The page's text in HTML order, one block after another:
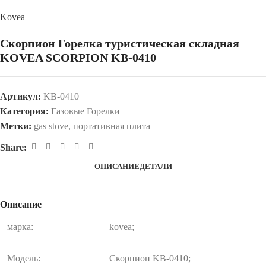
Kovea
Скорпион Горелка туристическая складная
KOVEA SCORPION KB-0410
Артикул: KB-0410
Категория: Газовые Горелки
Метки: gas stove, портативная плита
Share:
ОПИСАНИЕДЕТАЛИ
Описание
марка: kovea;
Модель: Скорпион KB-0410;